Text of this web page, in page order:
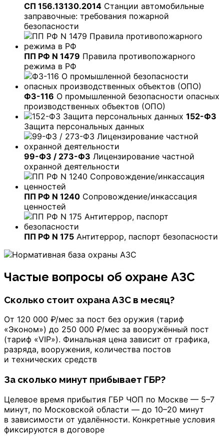
СП 156.13130.2014 Станции автомобильные
заправочные: требования пожарной
безопасности
ПП РФ N 1479 Правила противопожарного
режима в РФ
ФЗ-116 О промышленной безопасности опасных
производственных объектов (ОПО)
152-ФЗ
Защита персональных данных
99-ФЗ / 273-ФЗ Лицензирование частной
охранной деятельности
ПП РФ N 1240 Сопровождение/инкассация
ценностей
ПП РФ N 175 Антитеррор, паспорт безопасности
Частые вопросы об охране АЗС
Сколько стоит охрана АЗС в месяц?
От 120 000 ₽/мес за пост без оружия (тариф
«Эконом») до 250 000 ₽/мес за вооружённый пост
(тариф «VIP»). Финальная цена зависит от графика,
разряда, вооружения, количества постов
и технических средств
За сколько минут прибывает ГБР?
Целевое время прибытия ГБР ЧОП по Москве — 5–7
минут, по Московской области — до 10–20 минут
в зависимости от удалённости. Конкретные условия
фиксируются в договоре